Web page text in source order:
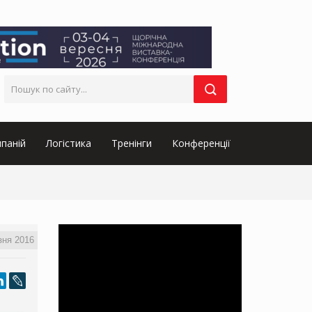
Логістика Тренінги Конференції
2016